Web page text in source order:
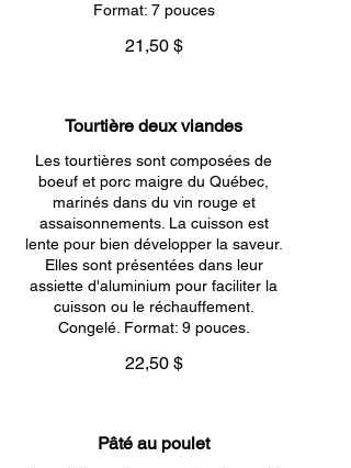
Format: 7 pouces
21,50 $
Tourtière deux viandes
Les tourtières sont composées de
boeuf et porc maigre du Québec,
marinés dans du vin rouge et
assaisonnements. La cuisson est
lente pour bien développer la saveur.
Elles sont présentées dans leur
assiette d'aluminium pour faciliter la
cuisson ou le réchauffement.
Congelé. Format: 9 pouces.
22,50 $
Pâté au poulet